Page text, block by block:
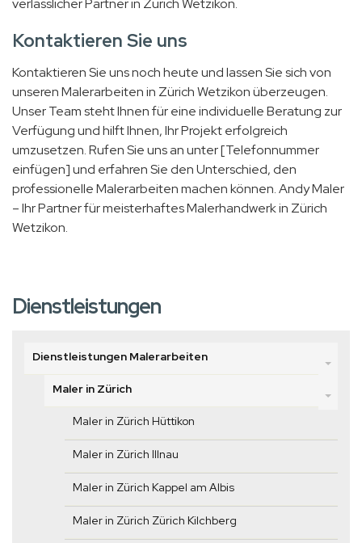
verlässlicher Partner in Zürich Wetzikon.
Kontaktieren Sie uns
Kontaktieren Sie uns noch heute und lassen Sie sich von
unseren Malerarbeiten in Zürich Wetzikon überzeugen.
Unser Team steht Ihnen für eine individuelle Beratung zur
Verfügung und hilft Ihnen, Ihr Projekt erfolgreich
umzusetzen. Rufen Sie uns an unter [Telefonnummer
einfügen] und erfahren Sie den Unterschied, den
professionelle Malerarbeiten machen können. Andy Maler
– Ihr Partner für meisterhaftes Malerhandwerk in Zürich
Wetzikon.
Dienstleistungen
Dienstleistungen Malerarbeiten
Maler in Zürich
Maler in Zürich Hüttikon
Maler in Zürich Illnau
Maler in Zürich Kappel am Albis
Maler in Zürich Zürich Kilchberg